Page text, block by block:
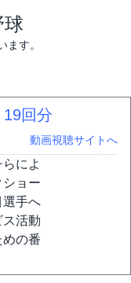
ます。
19回分
動画視聴サイトへ
によ
ョー
選手へ
活動
の番